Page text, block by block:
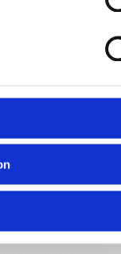
impressione.
di più
mondo
al massimo le
Gli economisti
a stimarsi, ad
ad ammirare chi
tra i tanti, ma ha le